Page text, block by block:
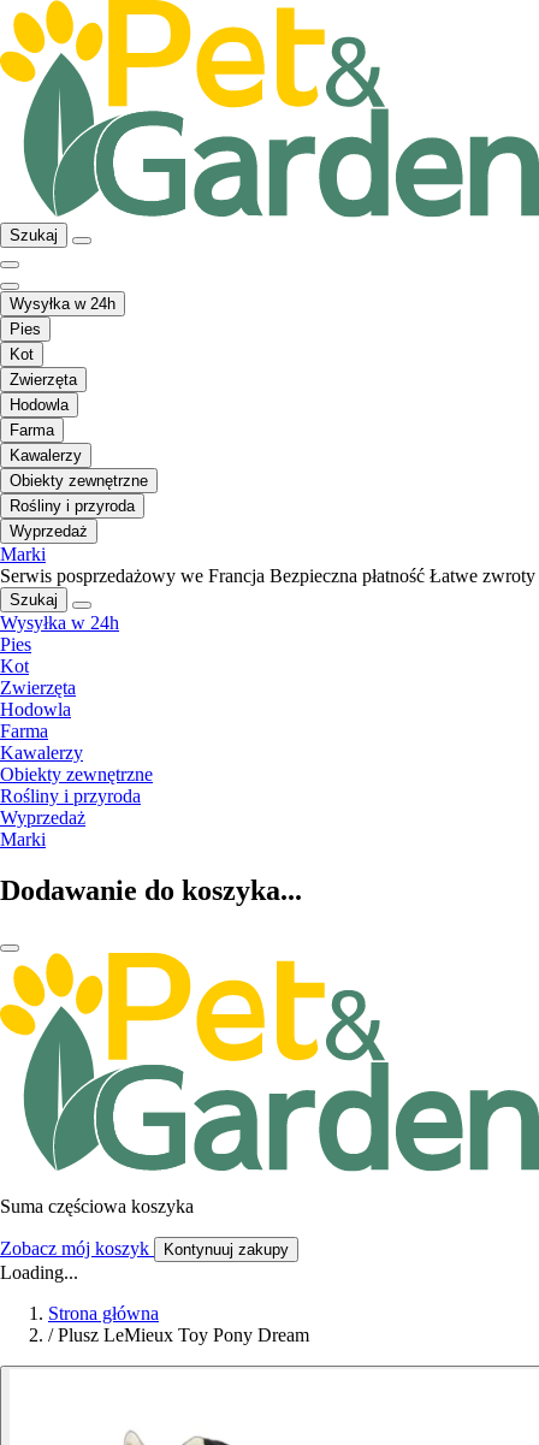
Szukaj
Wysyłka w 24h
Pies
Kot
Zwierzęta
Hodowla
Farma
Kawalerzy
Obiekty zewnętrzne
Rośliny i przyroda
Wyprzedaż
Marki
Serwis posprzedażowy we Francja Bezpieczna płatność Łatwe zwroty
Szukaj
Wysyłka w 24h
Pies
Kot
Zwierzęta
Hodowla
Farma
Kawalerzy
Obiekty zewnętrzne
Rośliny i przyroda
Wyprzedaż
Marki
Dodawanie do koszyka...
Suma częściowa koszyka
Zobacz mój koszyk Kontynuuj zakupy
Loading...
Strona główna
/ Plusz LeMieux Toy Pony Dream